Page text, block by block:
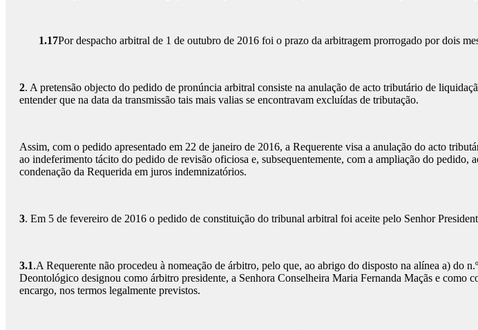
1.17Por despacho arbitral de 1 de outubro de 2016 foi o prazo da arbitragem prorrogado por dois
2. A pretensão objecto do pedido de pronúncia arbitral consiste na anulação de acto tributário de
entender que na data da transmissão tais mais valias se encontravam excluídas de tributação.
Assim, com o pedido apresentado em 22 de janeiro de 2016, a Requerente visa a anulação do acto
ao indeferimento tácito do pedido de revisão oficiosa e, subsequentemente, com a ampliação do pedido,
condenação da Requerida em juros indemnizatórios.
3. Em 5 de fevereiro de 2016 o pedido de constituição do tribunal arbitral foi aceite pelo Senhor
3.1.A Requerente não procedeu à nomeação de árbitro, pelo que, ao abrigo do disposto na alínea a) do
Deontológico designou como árbitro presidente, a Senhora Conselheira Maria Fernanda Maçãs e como
encargo, nos termos legalmente previstos.